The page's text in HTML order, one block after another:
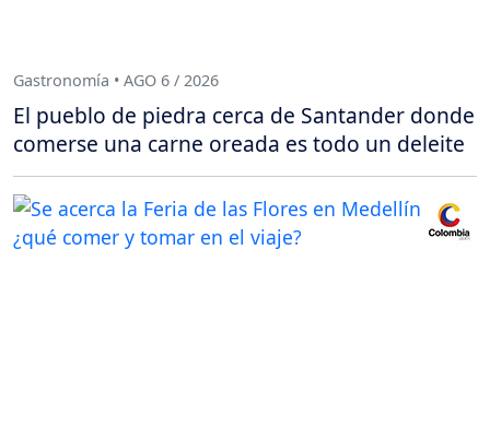
Gastronomía • AGO 6 / 2026
El pueblo de piedra cerca de Santander donde
comerse una carne oreada es todo un deleite